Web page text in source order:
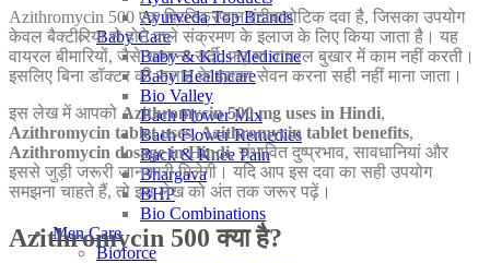
Ayurveda Top Brands
Baby Care
Baby & Kids Medicine
Baby Healthcare
Bio Valley
Bach Flower Mix
Bach Flower Remedies
Back & Knee Pain
Bhargava
BHP
Bio Combinations
Men Care
Bioforce
Azithromycin 500 एक प्रिस्क्रिप्शन एंटीबायोटिक दवा है, जिसका उपयोग
केवल बैक्टीरिया से होने वाले संक्रमण के इलाज के लिए किया जाता है। यह
वायरल बीमारियों, जैसे सामान्य सर्दी, फ्लू या वायरल बुखार में काम नहीं करती।
इसलिए बिना डॉक्टर की सलाह के इसका सेवन करना सही नहीं माना जाता।
इस लेख में आपको Azithromycin 500 mg uses in Hindi,
Azithromycin tablet uses,Azithromycin tablet benefits,
Azithromycin dosage in Hindi, संभावित दुष्प्रभाव, सावधानियां और
इससे जुड़ी जरूरी जानकारी मिलेगी। यदि आप इस दवा का सही उपयोग
समझना चाहते हैं, तो इस लेख को अंत तक जरूर पढ़ें।
Azithromycin 500 क्या है?